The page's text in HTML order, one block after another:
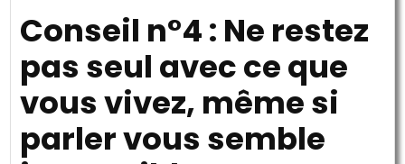
Conseil n°4 : Ne restez
pas seul avec ce que
vous vivez, même si
parler vous semble